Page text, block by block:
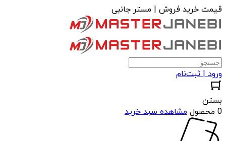
قیمت خرید فروش | مستر جانبی
ورود | ثبت‌نام
بستن
0 محصول
مشاهده سبد خرید